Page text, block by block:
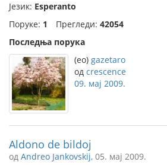
Језик: Esperanto
Поруке: 1 Прегледи: 42054
Последња порука
(eo) gazetaro
од crescence
09. мај 2009.
Aldono de bildoj
од Andreo Jankovskij, 05. мај 2009.